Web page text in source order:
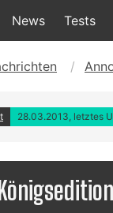
News Tests
28.03.2013, letztes